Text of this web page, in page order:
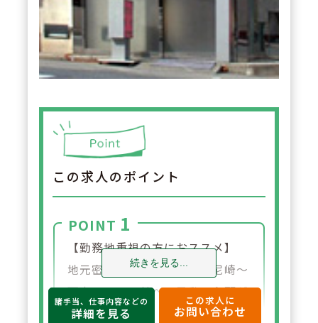
この求人のポイント
POINT 1
【勤務地重視の方におススメ】
地元密着の店舗展開の為、尼崎～
西宮のエリア外への異動の心配が
ありません。
続きを見る...
諸手当、仕事内容などの
詳細を見る
この求人に
お問い合わせ